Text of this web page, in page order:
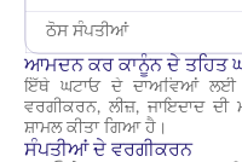
ਠੋਸ ਸੰਪਤੀਆਂ
ਆਮਦਨ ਕਰ ਕਾਨੂੰਨ ਦੇ ਤਹਿਤ
ਇੱਥੇ ਘਟਾਓ ਦੇ ਦਾਅਵਿਆਂ ਲਈ
ਵਰਗੀਕਰਨ, ਲੀਜ਼, ਜਾਇਦਾਦ
ਸ਼ਾਮਲ ਕੀਤਾ ਗਿਆ ਹੈ।
ਸੰਪਤੀਆਂ ਦੇ ਵਰਗੀਕਰਨ